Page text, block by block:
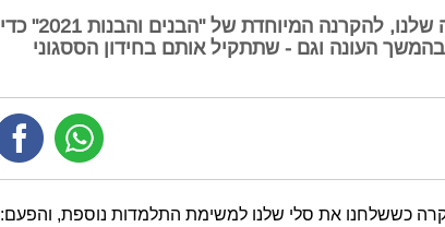
שלחנו את סלי, הכתבת החדשה שלנו, להקרנה המיוחדת של "הבנים והבנות 2021" כדי
העונה וגם - שתתקיל אותם בחידון הססגוני
כששלחנו את סלי שלנו למשימת התלמדות נוספת, והפעם: